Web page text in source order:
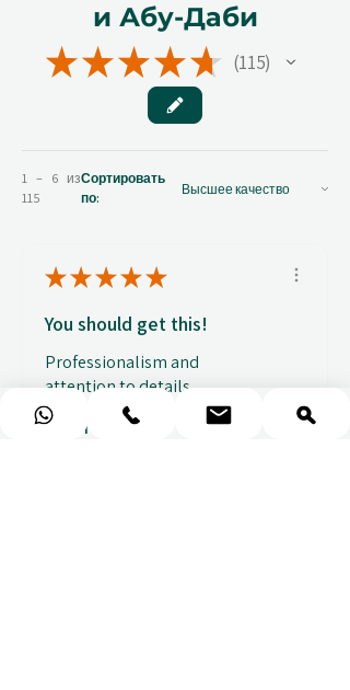
и Абу-Даби
★★★★★ 115
115
1 – 6 из
115
Сортировать
по:
★★★★★
You should get this!
Professionalism and
attention to details
Ulpan N.